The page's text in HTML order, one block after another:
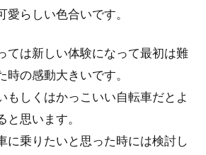
らしい色合いです。
ては新しい体験になって最初は難
時の感動大きいです。
もしくはかっこいい自転車だとよ
と思います。
に乗りたいと思った時には検討し